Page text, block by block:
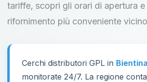
tariffe, scopri gli orari di apertura
rifornimento più conveniente
Cerchi distributori GPL in Bientina
monitorate 24/7. La regione conta